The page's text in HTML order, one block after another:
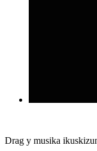
Drag y musika